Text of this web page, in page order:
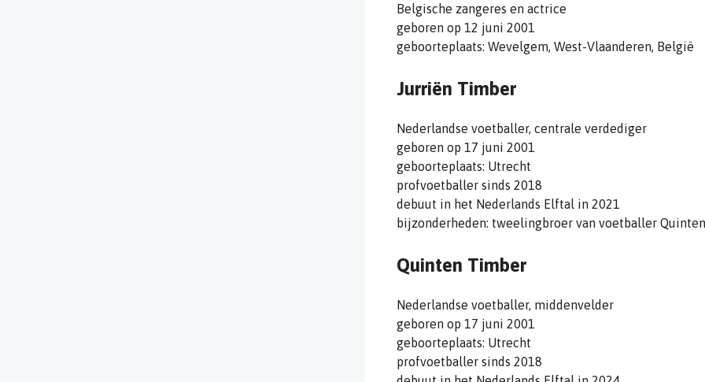
Belgische zangeres en actrice
geboren op 12 juni 2001
geboorteplaats: Wevelgem, West-Vlaanderen, België
Jurriën Timber
Nederlandse voetballer, centrale verdediger
geboren op 17 juni 2001
geboorteplaats: Utrecht
profvoetballer sinds 2018
debuut in het Nederlands Elftal in 2021
bijzonderheden: tweelingbroer van voetballer
Quinten Timber
Nederlandse voetballer, middenvelder
geboren op 17 juni 2001
geboorteplaats: Utrecht
profvoetballer sinds 2018